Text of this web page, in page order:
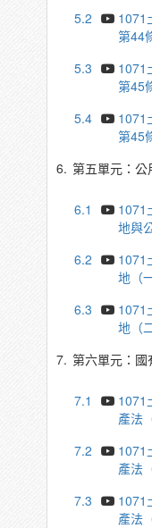
5.2
1071
第44
5.3
1071
第45
5.4
1071
第45
6. 第五單元：
6.1
1071
地與
6.2
1071
地（
6.3
1071
地（
7. 第六單元：國
7.1
1071
產法
7.2
1071
產法
7.3
1071
產法